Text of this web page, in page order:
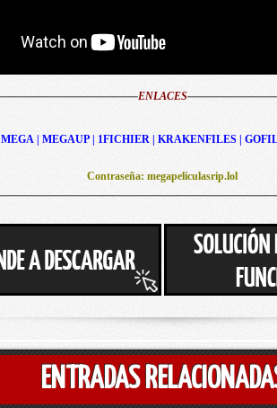
ENLACES
MEGA | MEGAUP | 1FICHIER | KRAKENFILES |
Contraseña: megapeliculasrip.lol
ENTRADAS